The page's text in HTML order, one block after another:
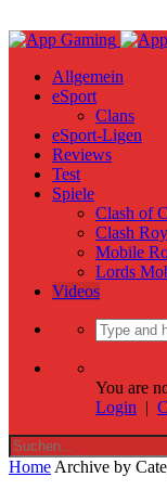
Allgemein
eSport
Clans
eSport-Ligen
Reviews
Test
Spiele
Clash of
Clash
Mobile
Lords
Videos
You are
Login |
Home Archive by